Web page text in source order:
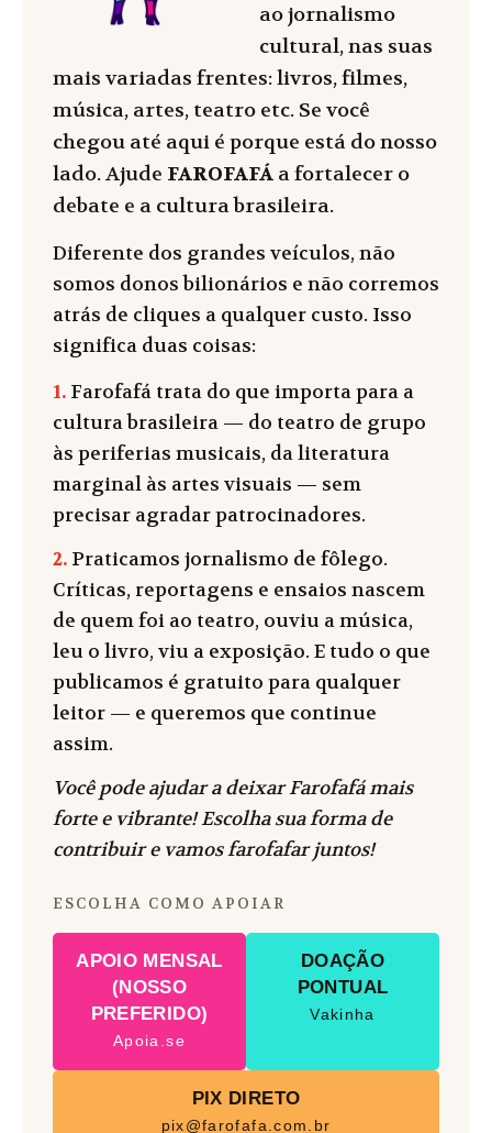
ao jornalismo
cultural, nas suas
mais variadas frentes: livros, filmes,
música, artes, teatro etc. Se você
chegou até aqui é porque está do nosso
lado. Ajude FAROFAFÁ a fortalecer o
debate e a cultura brasileira.
Diferente dos grandes veículos, não
somos donos bilionários e não corremos
atrás de cliques a qualquer custo. Isso
significa duas coisas:
1. Farofafá trata do que importa para a
cultura brasileira — do teatro de grupo
às periferias musicais, da literatura
marginal às artes visuais — sem
precisar agradar patrocinadores.
2. Praticamos jornalismo de fôlego.
Críticas, reportagens e ensaios nascem
de quem foi ao teatro, ouviu a música,
leu o livro, viu a exposição. E tudo o que
publicamos é gratuito para qualquer
leitor — e queremos que continue
assim.
Você pode ajudar a deixar Farofafá mais
forte e vibrante! Escolha sua forma de
contribuir e vamos farofafar juntos!
ESCOLHA COMO APOIAR
APOIO MENSAL
(NOSSO
PREFERIDO)
Apoia.se
DOAÇÃO
PONTUAL
Vakinha
PIX DIRETO
pix@farofafa.com.br